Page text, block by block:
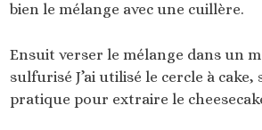
bien le mélange avec une cuillère.
Ensuit verser le mélange dans un
sulfurisé J’ai utilisé le cercle à cake,
pratique pour extraire le